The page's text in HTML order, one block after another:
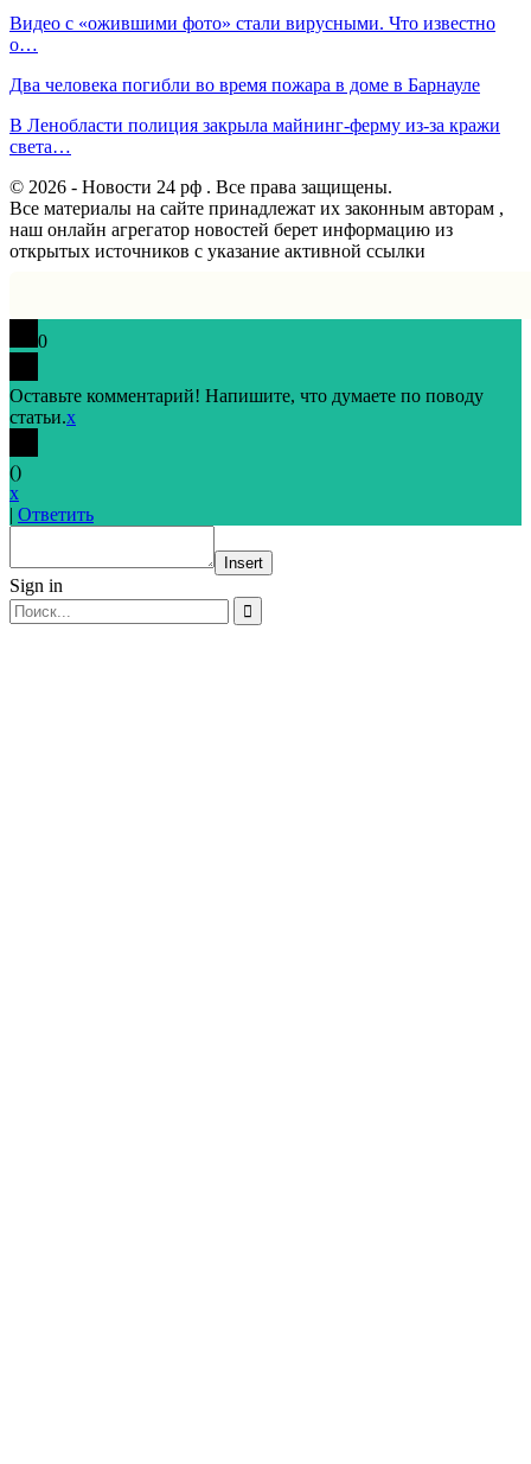
Видео с «ожившими фото» стали вирусными. Что известно
о…
Два человека погибли во время пожара в доме в Барнауле
В Ленобласти полиция закрыла майнинг-ферму из-за кражи
света…
© 2026 - Новости 24 рф . Все права защищены.
Все материалы на сайте принадлежат их законным авторам ,
наш онлайн агрегатор новостей берет информацию из
открытых источников с указание активной ссылки
0
Оставьте комментарий! Напишите, что думаете по поводу
статьи.x
()
x
| Ответить
Insert
Sign in